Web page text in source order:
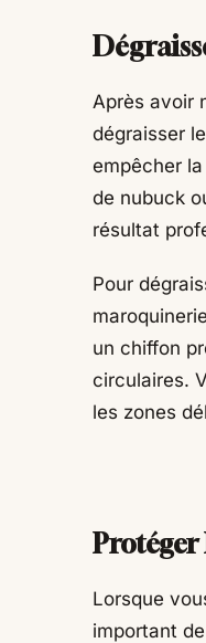
Après avoir
dégraisser
empêcher
de nubuck
résultat
Pour
un chiffon
circulaires.
les zones
Protéger
Lorsque
important